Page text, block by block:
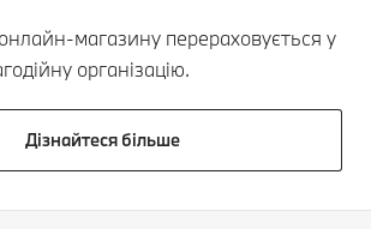
магазину перераховується у
організацію.
Дізнайтеся більше